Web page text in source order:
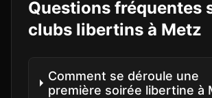
Questions fréquentes
clubs libertins à Metz
Comment se déroule une
première soirée libertine à